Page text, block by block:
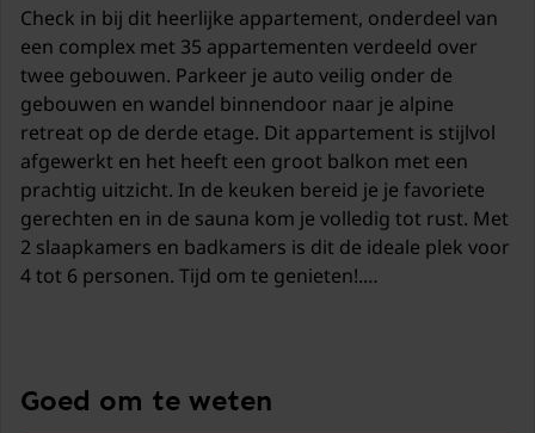
Check in bij dit heerlijke appartement, onderdeel van
een complex met 35 appartementen verdeeld over
twee gebouwen. Parkeer je auto veilig onder de
gebouwen en wandel binnendoor naar je alpine
retreat op de derde etage. Dit appartement is stijlvol
afgewerkt en het heeft een groot balkon met een
prachtig uitzicht. In de keuken bereid je je favoriete
gerechten en in de sauna kom je volledig tot rust. Met
2 slaapkamers en badkamers is dit de ideale plek voor
4 tot 6 personen. Tijd om te genieten!.
Haus im Ennstal is het levendige hart van Steiermark,
Goed om te weten